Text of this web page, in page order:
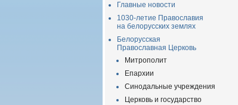
Главные новости
1030-летие Православия
на белорусских землях
Белорусская
Православная Церковь
Митрополит
Епархии
Синодальные учреждения
Церковь и государство